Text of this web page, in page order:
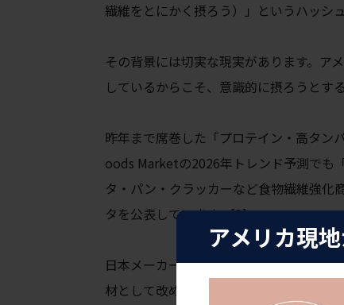
アメリカ現
繊維をとにかく摂ろう）」というハッシ
その背景には切実な現実があります。ア
しているからこそ、意識的に摂ろうとす
昨年まで席巻した「プロテイン・高タン
oods Marketの2026年トレンド予測でも
タ・パン・クラッカーなど食物繊維強化
タを公表しています。[3]
日本メーカーに注目してほしいのが、こ
材として改めてスポットが当たっています